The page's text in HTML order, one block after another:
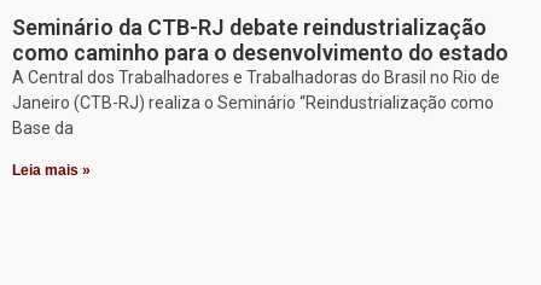
Seminário da CTB-RJ debate reindustrialização
como caminho para o desenvolvimento do estado
A Central dos Trabalhadores e Trabalhadoras do Brasil no Rio de
Janeiro (CTB-RJ) realiza o Seminário “Reindustrialização como
Base da
Leia mais »